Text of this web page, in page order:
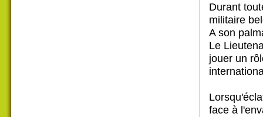
Durant
militaire
A son
Le
jouer un
face à